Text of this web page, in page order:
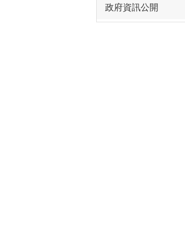
政府資訊公開